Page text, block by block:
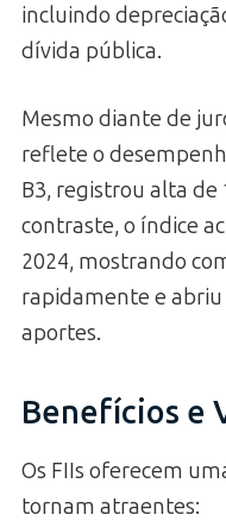
incluindo
dívida pública.
Mesmo diante de
reflete o
B3, registrou alta de
contraste, o índice
2024, mostrando
rapidamente e
aportes.
Benefícios e
Os FIIs oferecem
tornam atraentes: